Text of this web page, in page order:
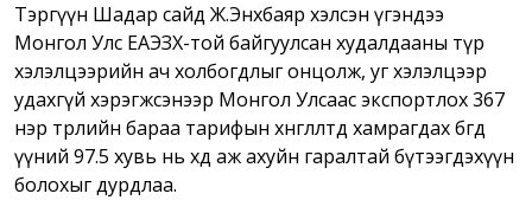
Тэргүүн Шадар сайд Ж.Энхбаяр хэлсэн үгэндээ
Монгол Улс ЕАЭЗХ-той байгуулсан худалдааны түр
хэлэлцээрийн ач холбогдлыг онцолж, уг хэлэлцээр
удахгүй хэрэгжсэнээр Монгол Улсаас экспортлох 367
нэр төрлийн бараа тарифын хөнгөлөлтөд хамрагдах бөгөөд
үүний 97.5 хувь нь хөдөө аж ахуйн гаралтай бүтээгдэхүүн
болохыг дурдлаа.